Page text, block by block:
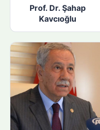
Prof. Dr. Şahap
Kavcıoğlu